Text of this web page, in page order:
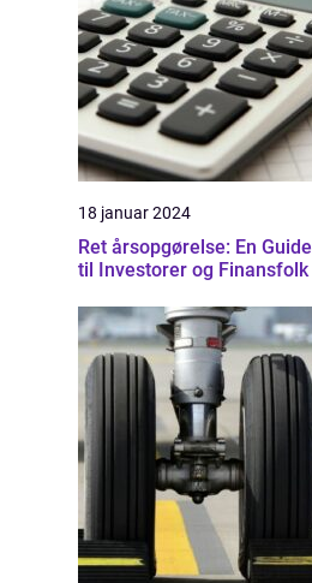
18 januar 2024
Ret årsopgørelse: En Guide
til Investorer og Finansfolk